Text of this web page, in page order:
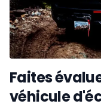
Faites
véhicule